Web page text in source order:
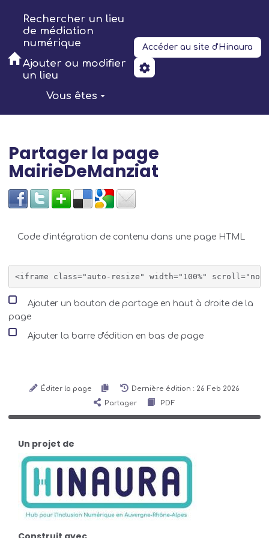
Aller au contenu principal
Rechercher un lieu
de médiation
numérique
Ajouter ou modifier
un lieu
Vous êtes
Accéder au site d'Hinaura
Partager la page
MairieDeManziat
Code d'intégration de contenu dans une page HTML
Ajouter un bouton de partage en haut à droite de la
page
Ajouter la barre d'édition en bas de page
Éditer la page
Dernière édition : 26 Feb 2026
Partager
PDF
Un projet de